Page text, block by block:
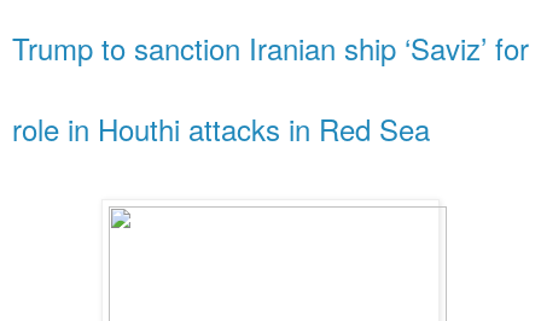
Trump to sanction Iranian ship ‘Saviz’ for
role in Houthi attacks in Red Sea